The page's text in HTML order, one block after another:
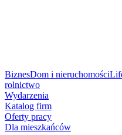
BiznesDom i nieruchomości
rolnictwo
Wydarzenia
Katalog firm
Oferty pracy
Dla mieszkańców